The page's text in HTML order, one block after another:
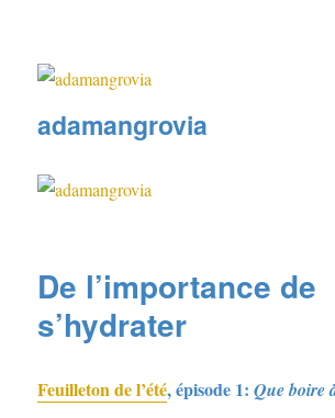
adamangrovia
De l’importance de
s’hydrater
Feuilleton de l’été, épisode 1:Que boire